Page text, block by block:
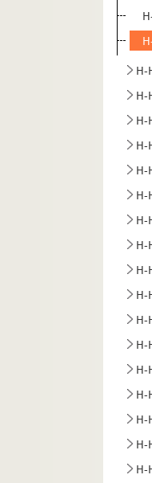
H-
H-
H-
H-
H-
H-
H-
H-
H-
H-
H-
H-
H-
H-
H-
H-
H-